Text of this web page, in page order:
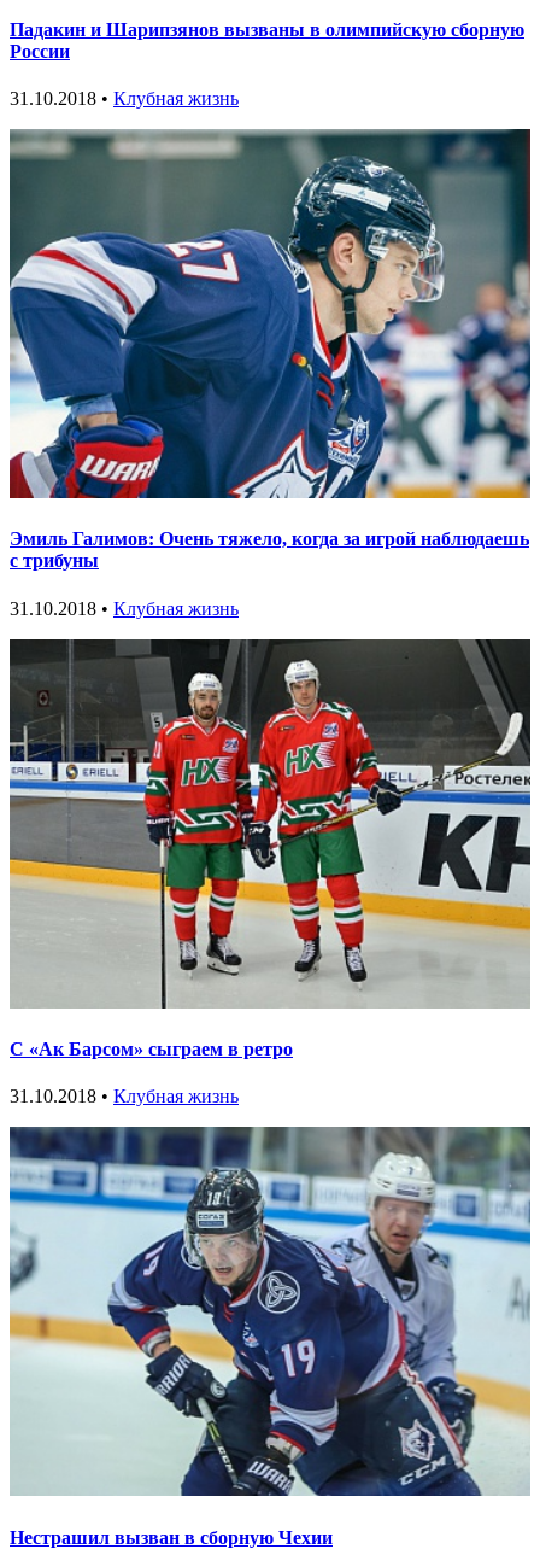
Падакин и Шарипзянов вызваны в олимпийскую сборную
России
31.10.2018 • Клубная жизнь
Эмиль Галимов: Очень тяжело, когда за игрой наблюдаешь
с трибуны
31.10.2018 • Клубная жизнь
С «Ак Барсом» сыграем в ретро
31.10.2018 • Клубная жизнь
Нестрашил вызван в сборную Чехии